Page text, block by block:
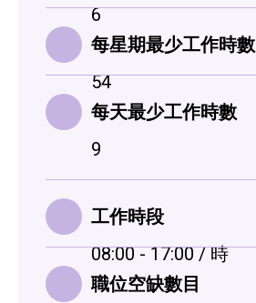
6
每星期最少工作時數
54
每天最少工作時數
9
工作時段
08:00 - 17:00 / 時
職位空缺數目